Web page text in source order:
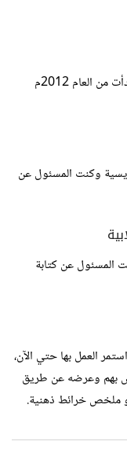
عملت بكلية العلوم لمدة تزيد عن العشر سنوات بدأت من العام 2012م
وكنت المسئول عن
المسئول عن كتابة
واستمر العمل بها حتي الآن،
بهم وعرضه عن طريق
ملخص خرائط ذهنية.